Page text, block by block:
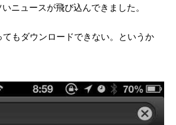
ニュースが飛び込んできました。
もダウンロードできない。というか